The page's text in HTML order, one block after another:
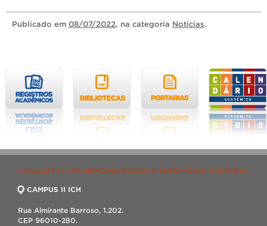
Publicado em 08/07/2022, na categoria Notícias.
LOCALIZE O PPG MEMÓRIA SOCIAL E PATRIMÔNIO CULTURAL
CAMPUS II ICH
Rua Almirante Barroso, 1.202.
CEP 96010-280.